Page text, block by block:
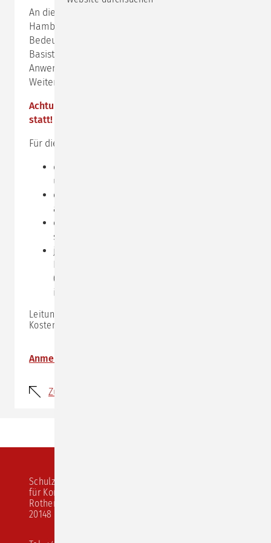
An diesem Impulstag befassen wir uns mit dem
Hamburger Verständlichkeitsmodell in seiner
Bedeutung für Beratung, Training und Coaching, mit
Basistechniken der Spontanvisualisierung und mit
Anwendungsübungen, die den Appetit zum
Weitermachen anregen. „Unperfektheit“ erwünscht!
Achtung: Dieser Impulstag findet online via
statt!
Für die
das Programm
unter
einen Computer, der mit einer Kamera
ausgestattet ist
einen einigermaßen ruhigen Ort, an den Sie
sich zurückziehen können
je nach Ihren Bedürfnissen und der Qualität
Ihres integrierten Mikrofons ein Headset
(unserer bisherigen Erfahrung nach reicht das
integrierte Mikrofon aus)
Leitung:
Kosten: 325,- € zzgl. MwSt.
Anmeldung
Zurück
Schulz von Thun Institut
für Kommunikation
Rothenbaumchaussee 20
20148 Hamburg